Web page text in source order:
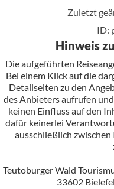
Zuletzt
ID:
Hinweis
Die aufgeführten
Bei einem Klick auf die
Detailseiten zu den
des Anbieters aufrufen
keinen Einfluss auf den
dafür keinerlei
ausschließlich
Teutoburger Wald
33602